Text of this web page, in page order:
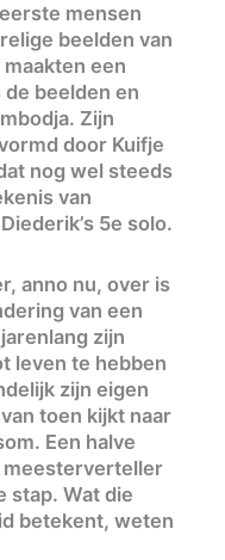
mensen
beelden van
een
beelden en
Zijn
door Kuifje
nog wel steeds
van
5e solo.
anno nu, over is
van een
zijn
leven te hebben
zijn eigen
toen kijkt naar
Een halve
meesterverteller
stap. Wat die
betekent, weten